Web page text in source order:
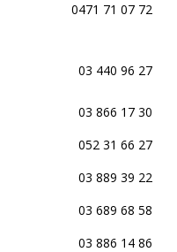
0471 71 07 72
03 440 96 27
03 866 17 30
052 31 66 27
03 889 39 22
03 689 68 58
03 886 14 86